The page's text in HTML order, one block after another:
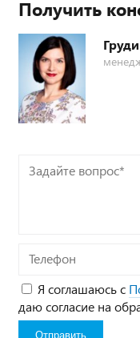
Получить
Задайте
вопрос*
Телефон
Я соглашаюсь с
даю согласие на